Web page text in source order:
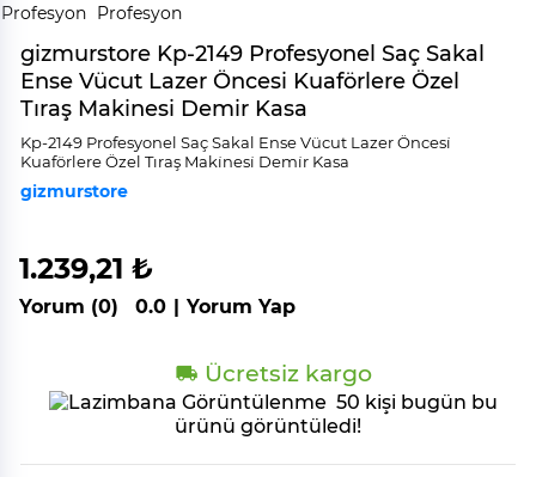
gizmurstore Kp-2149 Profesyonel Saç Sakal
Ense Vücut Lazer Öncesi Kuaförlere Özel
Tıraş Makinesi Demir Kasa
Kp-2149 Profesyonel Saç Sakal Ense Vücut Lazer Öncesi̇
Kuaförlere Özel Tıraş Maki̇nesi̇ Demi̇r Kasa
gizmurstore
1.239,21 ₺
Yorum (0) 0.0 | Yorum Yap
Ücretsiz kargo
50 kişi bugün bu
ürünü görüntüledi!